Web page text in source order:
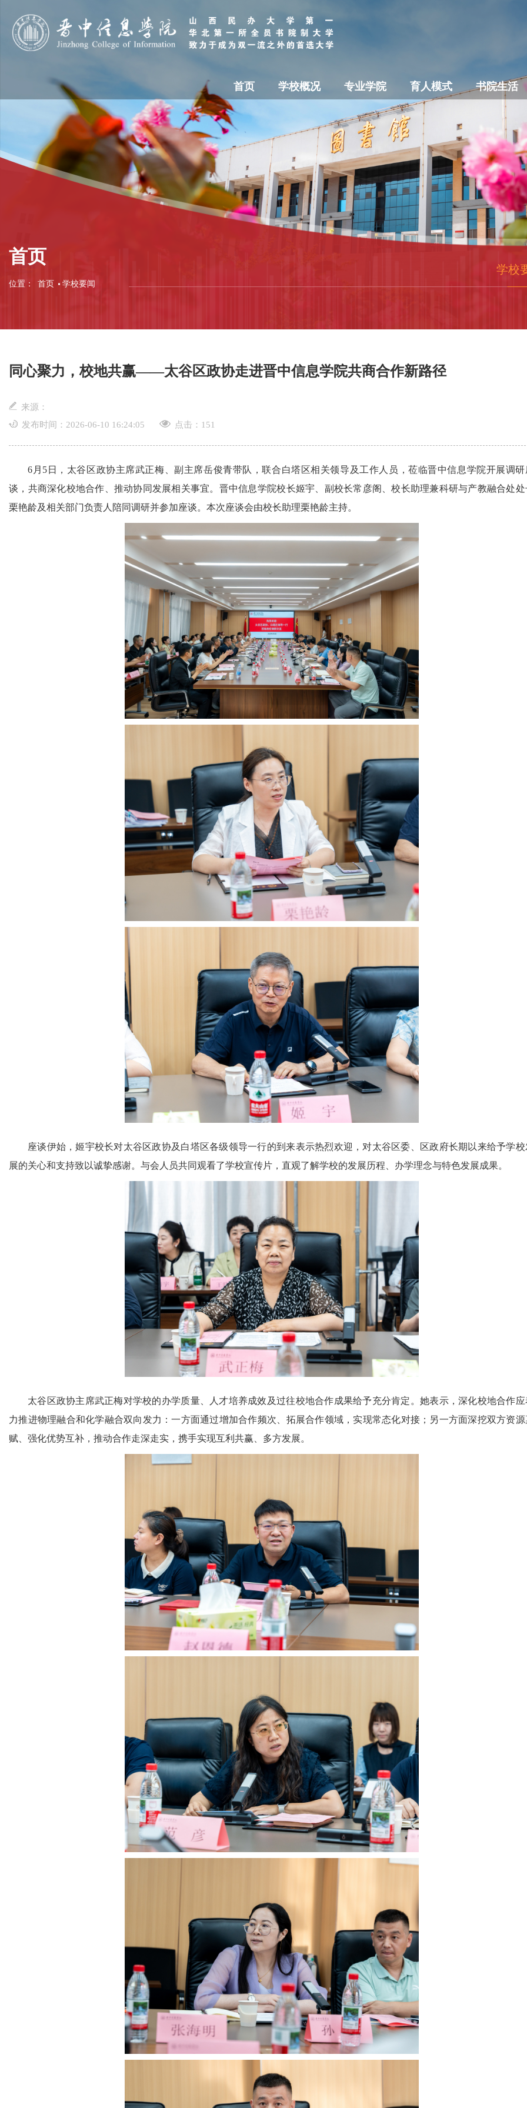
首页 学校概况 专业学院 育人模式 书院生活
首页
位置： 首页 学校要闻
学校
同心聚力，校地共赢——太谷区政协走进晋中信息学院共商合作新路径
来源：
发布时间：2026-06-10 16:24:05
点击： 151
6月5日，太谷区政协主席武正梅、副主席岳俊青带队，联合白塔区相关领导及工作人员，莅临晋中信息学院开展调研
谈，共商深化校地合作、推动协同发展相关事宜。晋中信息学院校长姬宇、副校长常彦阁、校长助理兼科研与产教融合处处
栗艳龄及相关部门负责人陪同调研并参加座谈。本次座谈会由校长助理栗艳龄主持。
座谈伊始，姬宇校长对太谷区政协及白塔区各级领导一行的到来表示热烈欢迎，对太谷区委、区政府长期以来给予学校
展的关心和支持致以诚挚感谢。与会人员共同观看了学校宣传片，直观了解学校的发展历程、办学理念与特色发展成果。
太谷区政协主席武正梅对学校的办学质量、人才培养成效及过往校地合作成果给予充分肯定。她表示，深化校地合作应
力推进物理融合和化学融合双向发力：一方面通过增加合作频次、拓展合作领域，实现常态化对接；另一方面深挖双方资源
赋、强化优势互补，推动合作走深走实，携手实现互利共赢、多方发展。